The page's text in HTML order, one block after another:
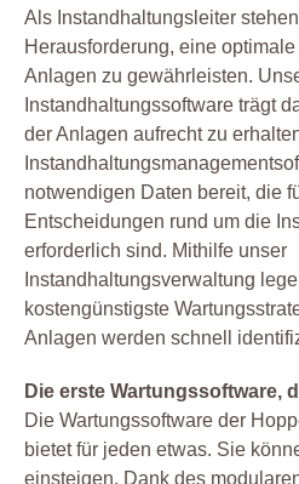
Als Instandhaltungsleiter
Herausforderung, eine
Anlagen zu gewährleisten.
Instandhaltungssoftware trägt
der Anlagen aufrecht zu
notwendigen Daten bereit, die
Entscheidungen rund um die
erforderlich sind. Mithilfe unser
Instandhaltungsverwaltung
kostengünstigste
Anlagen werden schnell
Die erste Wartungssoftware,
Die Wartungssoftware der
bietet für jeden etwas. Sie
einsteigen. Dank des